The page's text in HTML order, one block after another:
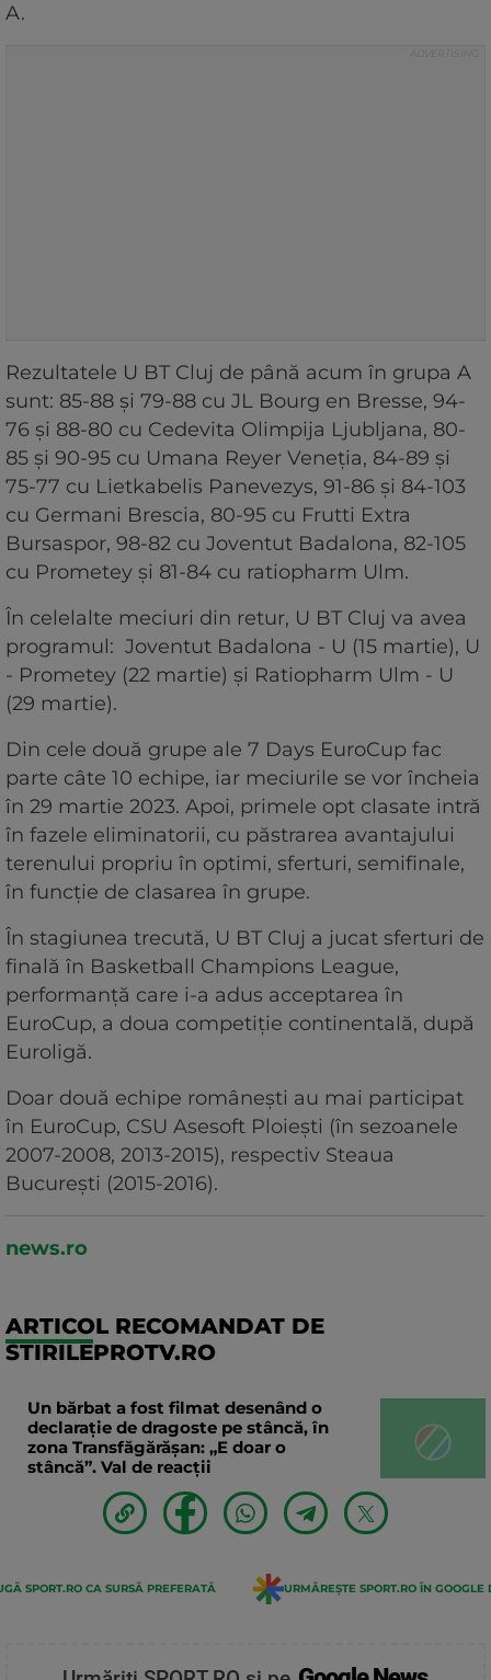
A.
Rezultatele U BT Cluj de până acum în grupa A
sunt: 85-88 şi 79-88 cu JL Bourg en Bresse, 94-
76 şi 88-80 cu Cedevita Olimpija Ljubljana, 80-
85 şi 90-95 cu Umana Reyer Veneţia, 84-89 şi
75-77 cu Lietkabelis Panevezys, 91-86 şi 84-103
cu Germani Brescia, 80-95 cu Frutti Extra
Bursaspor, 98-82 cu Joventut Badalona, 82-105
cu Prometey şi 81-84 cu ratiopharm Ulm.
În celelalte meciuri din retur, U BT Cluj va avea
programul: Joventut Badalona - U (15 martie), U
- Prometey (22 martie) şi Ratiopharm Ulm - U
(29 martie).
Din cele două grupe ale 7 Days EuroCup fac
parte câte 10 echipe, iar meciurile se vor încheia
în 29 martie 2023. Apoi, primele opt clasate intră
în fazele eliminatorii, cu păstrarea avantajului
terenului propriu în optimi, sferturi, semifinale,
în funcţie de clasarea în grupe.
În stagiunea trecută, U BT Cluj a jucat sferturi de
finală în Basketball Champions League,
performanţă care i-a adus acceptarea în
EuroCup, a doua competiţie continentală, după
Euroligă.
Doar două echipe româneşti au mai participat
în EuroCup, CSU Asesoft Ploieşti (în sezoanele
2007-2008, 2013-2015), respectiv Steaua
Bucureşti (2015-2016).
news.ro
ARTICOL RECOMANDAT DE
STIRILEPROTV.RO
Un bărbat a fost filmat desenând o
declaraţie de dragoste pe stâncă, în
zona Transfăgărăşan: „E doar o
stâncă”. Val de reacții
SPORT.RO CA SURSĂ PREFERATĂ URMĂREȘTE SPORT.RO ÎN GOOGLE